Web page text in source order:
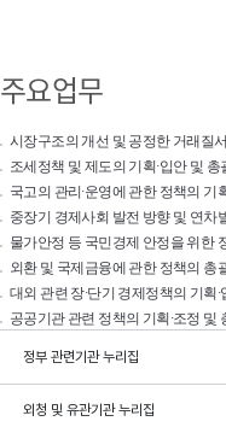
주요업무
시장구조의 개선 및 공정한 거래질
조세정책 및 제도의 기획·입안 및 총
국고의 관리·운영에 관한 정책의 기
중장기 경제사회 발전 방향 및 연차
물가안정 등 국민경제 안정을 위한
외환 및 국제금융에 관한 정책의 총
대외 관련 장·단기 경제정책의 기획·
공공기관 관련 정책의 기획·조정 및
정부 관련기관 누리집
외청 및 유관기관 누리집